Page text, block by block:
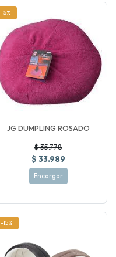
-5%
JG DUMPLING ROSADO
$ 35.778
$ 33.989
Encargar
-15%